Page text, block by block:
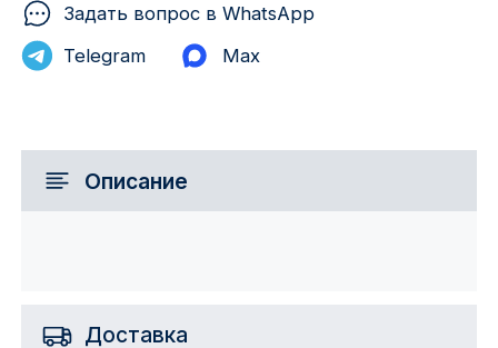
Задать вопрос в WhatsApp
Telegram
Max
Описание
Доставка